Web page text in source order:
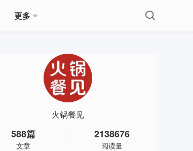
更多
火锅餐见
588篇
文章
2138676
阅读量